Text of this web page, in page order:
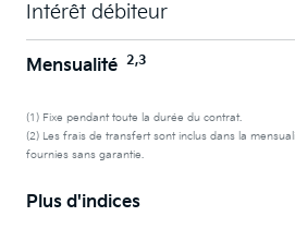
Intérêt débiteur
Mensualité 2,3
(1) Fixe pendant toute la durée du contrat.
(2) Les frais de transfert sont inclus dans la
fournies sans garantie.
Plus d'indices